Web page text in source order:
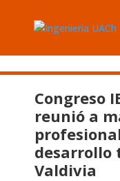
Congreso
reunió a
desarrollo
Valdivia